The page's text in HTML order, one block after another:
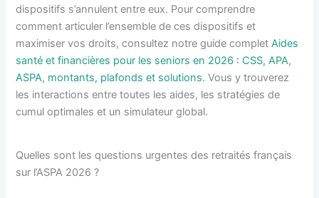
dispositifs s’annulent entre eux. Pour comprendre
comment articuler l’ensemble de ces dispositifs et
maximiser vos droits, consultez notre guide completAides
santé et financières pour les seniors en 2026 : CSS, APA,
ASPA, montants, plafonds et solutions. Vous y trouverez
les interactions entre toutes les aides, les stratégies de
cumul optimales et un simulateur global.
Quelles sont les questions urgentes des retraités français
sur l’ASPA 2026 ?